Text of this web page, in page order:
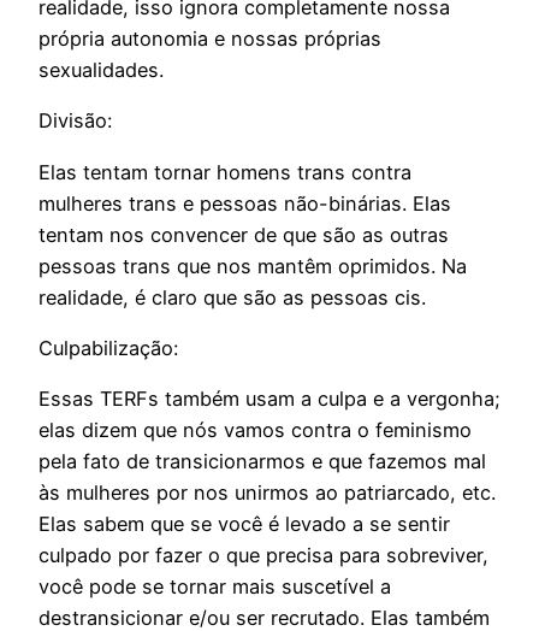
realidade, isso ignora completamente nossa
própria autonomia e nossas próprias
sexualidades.
Divisão:
Elas tentam tornar homens trans contra
mulheres trans e pessoas não-binárias. Elas
tentam nos convencer de que são as outras
pessoas trans que nos mantêm oprimidos. Na
realidade, é claro que são as pessoas cis.
Culpabilização:
Essas TERFs também usam a culpa e a vergonha;
elas dizem que nós vamos contra o feminismo
pela fato de transicionarmos e que fazemos mal
às mulheres por nos unirmos ao patriarcado, etc.
Elas sabem que se você é levado a se sentir
culpado por fazer o que precisa para sobreviver,
você pode se tornar mais suscetível a
destransicionar e/ou ser recrutado. Elas também